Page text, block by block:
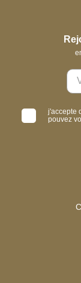
j'accepte
pouvez